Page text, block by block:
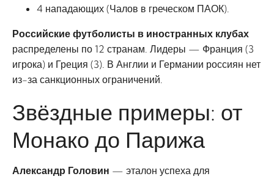
4 нападающих (Чалов в греческом ПАОК).
Российские футболисты в иностранных клубах
распределены по 12 странам. Лидеры — Франция (3
игрока) и Греция (3). В Англии и Германии россиян нет
из-за санкционных ограничений.
Звёздные примеры: от
Монако до Парижа
Александр Головин — эталон успеха для